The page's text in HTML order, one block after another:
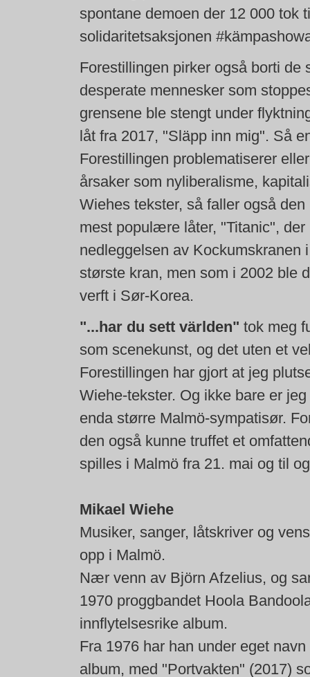
spontane demoen der 12 000 tok
solidaritetsaksjonen
Forestillingen pirker også borti
desperate mennesker som
grensene ble stengt under
låt fra 2017, "Släpp inn mig". Så
Forestillingen problematiserer
årsaker som nyliberalisme,
Wiehes tekster, så faller også
mest populære låter, "Titanic",
nedleggelsen av Kockumskranen
største kran, men som i 2002 ble
verft i Sør-Korea.
"...har du sett världen" tok meg
som scenekunst, og det uten et
Forestillingen har gjort at jeg
Wiehe-tekster. Og ikke bare er
enda større Malmö-sympatisør.
den også kunne truffet et
spilles i Malmö fra 21. mai og til
Mikael Wiehe
Musiker, sanger, låtskriver og
opp i Malmö.
Nær venn av Björn Afzelius, og
1970 proggbandet Hoola
innflytelsesrike album.
Fra 1976 har han under eget
album, med "Portvakten" (2017)